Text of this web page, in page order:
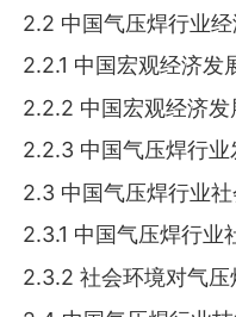
2.2 中国气压焊行业
2.2.1 中国宏观经济发
2.2.2 中国宏观经济发
2.2.3 中国气压焊行
2.3 中国气压焊行业
2.3.1 中国气压焊行业
2.3.2 社会环境对气